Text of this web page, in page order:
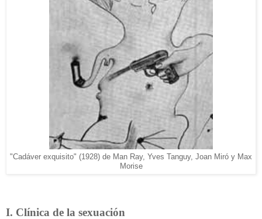
"Cadáver exquisito" (1928) de Man Ray, Yves Tanguy, Joan Miró y Max
Morise
I. Clínica de la sexuación